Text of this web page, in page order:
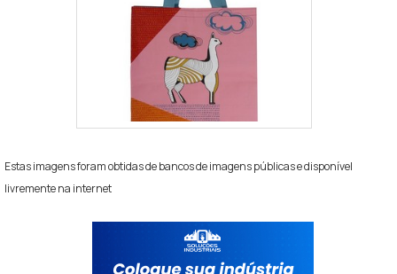
Estas imagens foram obtidas de bancos de imagens públicas e disponível
livremente na internet